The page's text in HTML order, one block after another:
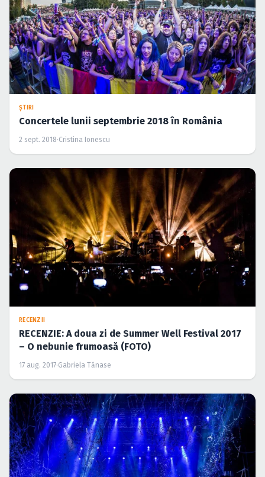
ŞTIRI
Concertele lunii septembrie 2018 în România
2 sept. 2018·Cristina Ionescu
RECENZII
RECENZIE: A doua zi de Summer Well Festival 2017
– O nebunie frumoasă (FOTO)
17 aug. 2017·Gabriela Tănase